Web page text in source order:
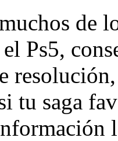
de
Ps5,
tu saga